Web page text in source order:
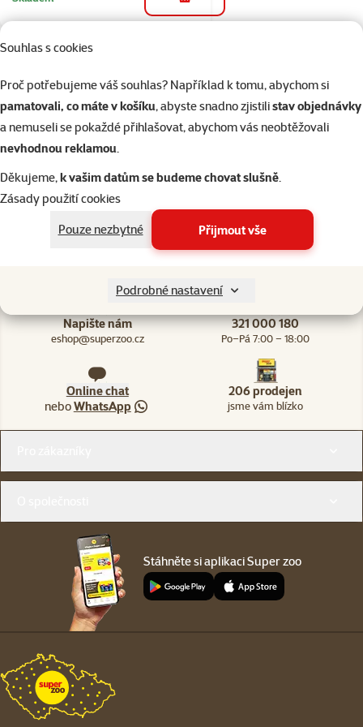
Souhlas s cookies
Proč potřebujeme váš souhlas? Například k tomu, abychom si
pamatovali, co máte v košíku, abyste snadno zjistilistav objednávky
a nemuseli se pokaždé přihlašovat, abychom vás neobtěžovali
nevhodnou reklamou.
Děkujeme,k vašim datům se budeme chovat slušně.
Zásady použití cookies
Pouze nezbytné
Přijmout vše
Podrobné nastavení
do košíku
Koule Savic plastová
velká 25cm
Cena
399 Kč
Skladem
Napište nám
eshop@superzoo.cz
321 000 180
Po–Pá 7:00 – 18:00
Online chat
neboWhatsApp
206 prodejen
jsme vám blízko
Stáhněte si aplikaci Super zoo